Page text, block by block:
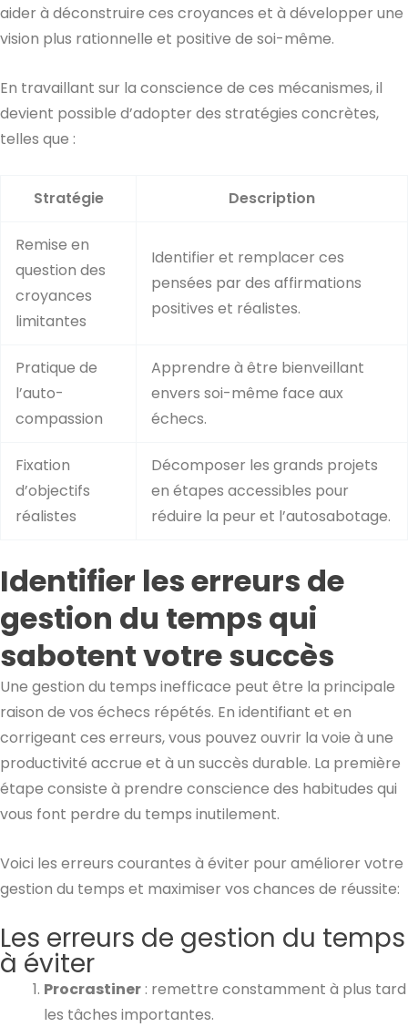
aider à déconstruire ces croyances et à développer une
vision plus rationnelle et positive de soi-même.
En travaillant sur la conscience de ces mécanismes, il
devient possible d’adopter des stratégies concrètes,
telles que :
Stratégie Description
Remise en
question des
croyances
limitantes
Identifier et remplacer ces
pensées par des affirmations
positives et réalistes.
Pratique de
l’auto-
compassion
Apprendre à être bienveillant
envers soi-même face aux
échecs.
Fixation
d’objectifs
réalistes
Décomposer les grands projets
en étapes accessibles pour
réduire la peur et l’autosabotage.
Identifier les erreurs de
gestion du temps qui
sabotent votre succès
Une gestion du temps inefficace peut être la principale
raison de vos échecs répétés. En identifiant et en
corrigeant ces erreurs, vous pouvez ouvrir la voie à une
productivité accrue et à un succès durable. La première
étape consiste à prendre conscience des habitudes qui
vous font perdre du temps inutilement.
Voici les erreurs courantes à éviter pour améliorer votre
gestion du temps et maximiser vos chances de réussite:
Les erreurs de gestion du temps
à éviter
Procrastiner : remettre constamment à plus tard
les tâches importantes.